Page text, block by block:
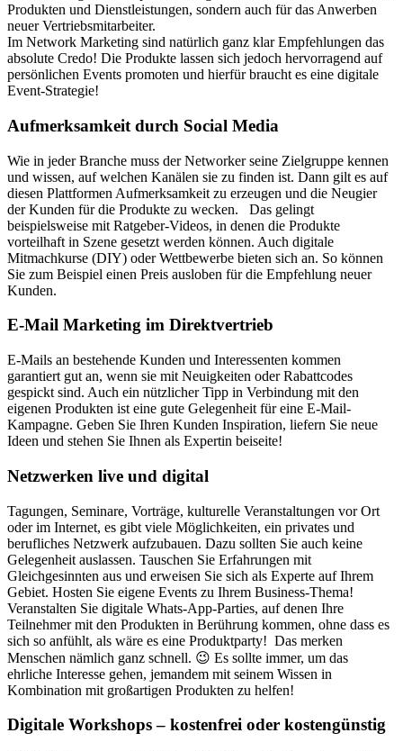
Produkten und Dienstleistungen, sondern auch für das Anwerben
neuer Vertriebsmitarbeiter.
Im Network Marketing sind natürlich ganz klar Empfehlungen das
absolute Credo! Die Produkte lassen sich jedoch hervorragend auf
persönlichen Events promoten und hierfür braucht es eine digitale
Event-Strategie!
Aufmerksamkeit durch Social Media
Wie in jeder Branche muss der Networker seine Zielgruppe kennen
und wissen, auf welchen Kanälen sie zu finden ist. Dann gilt es auf
diesen Plattformen Aufmerksamkeit zu erzeugen und die Neugier
der Kunden für die Produkte zu wecken. Das gelingt
beispielsweise mit Ratgeber-Videos, in denen die Produkte
vorteilhaft in Szene gesetzt werden können. Auch digitale
Mitmachkurse (DIY) oder Wettbewerbe bieten sich an. So können
Sie zum Beispiel einen Preis ausloben für die Empfehlung neuer
Kunden.
E-Mail Marketing im Direktvertrieb
E-Mails an bestehende Kunden und Interessenten kommen
garantiert gut an, wenn sie mit Neuigkeiten oder Rabattcodes
gespickt sind. Auch ein nützlicher Tipp in Verbindung mit den
eigenen Produkten ist eine gute Gelegenheit für eine E-Mail-
Kampagne. Geben Sie Ihren Kunden Inspiration, liefern Sie neue
Ideen und stehen Sie Ihnen als Expertin beiseite!
Netzwerken live und digital
Tagungen, Seminare, Vorträge, kulturelle Veranstaltungen vor Ort
oder im Internet, es gibt viele Möglichkeiten, ein privates und
berufliches Netzwerk aufzubauen. Dazu sollten Sie auch keine
Gelegenheit auslassen. Tauschen Sie Erfahrungen mit
Gleichgesinnten aus und erweisen Sie sich als Experte auf Ihrem
Gebiet. Hosten Sie eigene Events zu Ihrem Business-Thema!
Veranstalten Sie digitale Whats-App-Parties, auf denen Ihre
Teilnehmer mit den Produkten in Berührung kommen, ohne dass es
sich so anfühlt, als wäre es eine Produktparty! Das merken
Menschen nämlich ganz schnell. 😉 Es sollte immer, um das
ehrliche Interesse gehen, jemandem mit seinem Wissen in
Kombination mit großartigen Produkten zu helfen!
Digitale Workshops – kostenfrei oder kostengünstig